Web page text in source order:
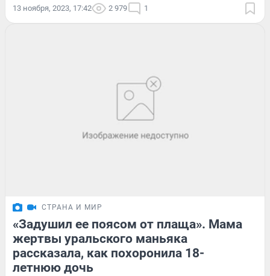
13 ноября, 2023, 17:42 2 979 1
СТРАНА И МИР
«Задушил ее поясом от плаща». Мама
жертвы уральского маньяка
рассказала, как похоронила 18-
летнюю дочь